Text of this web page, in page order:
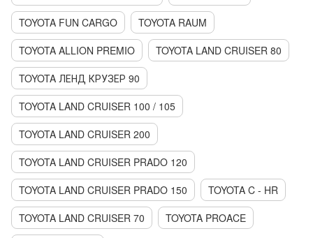
TOYOTA FUN CARGO
TOYOTA RAUM
TOYOTA ALLION PREMIO
TOYOTA LAND CRUISER 80
TOYOTA ЛЕНД КРУЗЕР 90
TOYOTA LAND CRUISER 100 / 105
TOYOTA LAND CRUISER 200
TOYOTA LAND CRUISER PRADO 120
TOYOTA LAND CRUISER PRADO 150
TOYOTA C - HR
TOYOTA LAND CRUISER 70
TOYOTA PROACE